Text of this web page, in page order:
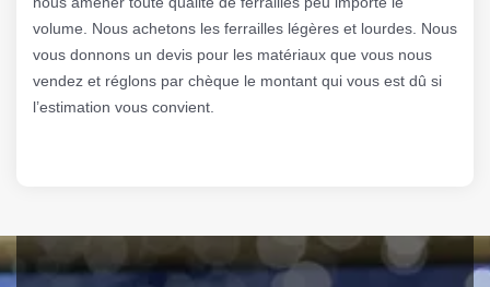
volume. Nous achetons les ferrailles légères et lourdes. Nous
vous donnons un devis pour les matériaux que vous nous
vendez et réglons par chèque le montant qui vous est dû si
l’estimation vous convient.